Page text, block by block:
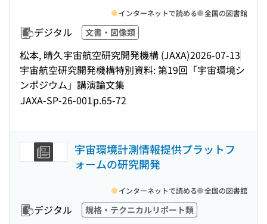
デジタル 文書・図像類
松本, 晴久 宇宙航空研究開発機構 (JAXA)2026-07-13
宇宙航空研究開発機構特別資料: 第19回「宇宙環境シ
ンポジウム」講演論文集
JAXA-SP-26-001p.65-72
インターネットで読める 全国の図書館
宇宙環境計測情報提供プラットフ
ォームの研究開発
デジタル 規格・テクニカルリポート類
インターネットで読める 全国の図書館